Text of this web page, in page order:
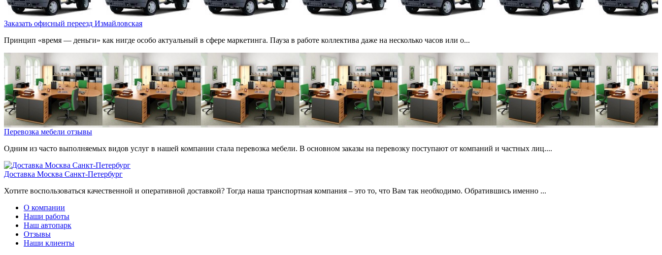
Заказать офисный переезд Измайловская
Принцип «время — деньги» как нигде особо актуальный в сфере маркетинга. Пауза в работе коллектива даже на несколько часов или о...
Перевозка мебели отзывы
Одним из часто выполняемых видов услуг в нашей компании стала перевозка мебели. В основном заказы на перевозку поступают от компаний и частных лиц....
Доставка Москва Санкт-Петербург
Хотите воспользоваться качественной и оперативной доставкой? Тогда наша транспортная компания – это то, что Вам так необходимо. Обратившись именно ...
О компании
Наши работы
Наш автопарк
Отзывы
Наши клиенты